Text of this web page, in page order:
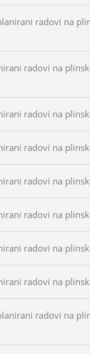
radovi na
radovi na
radovi na
radovi na
radovi na
radovi na
radovi na
radovi na
radovi na